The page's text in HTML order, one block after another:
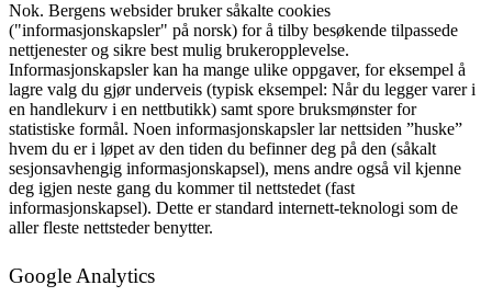
Nok. Bergens websider bruker såkalte cookies
("informasjonskapsler" på norsk) for å tilby besøkende tilpassede
nettjenester og sikre best mulig brukeropplevelse.
Informasjonskapsler kan ha mange ulike oppgaver, for eksempel å
lagre valg du gjør underveis (typisk eksempel: Når du legger varer i
en handlekurv i en nettbutikk) samt spore bruksmønster for
statistiske formål. Noen informasjonskapsler lar nettsiden ”huske”
hvem du er i løpet av den tiden du befinner deg på den (såkalt
sesjonsavhengig informasjonskapsel), mens andre også vil kjenne
deg igjen neste gang du kommer til nettstedet (fast
informasjonskapsel). Dette er standard internett-teknologi som de
aller fleste nettsteder benytter.
Google Analytics